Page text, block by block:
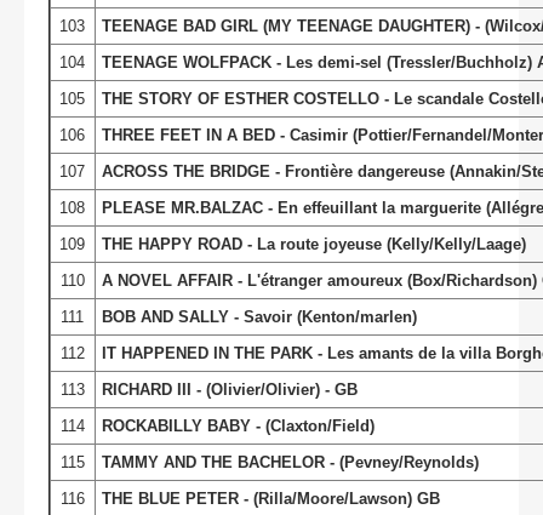
103
TEENAGE BAD GIRL (MY TEENAGE DAUGHTER) -
104
TEENAGE WOLFPACK - Les demi-sel (Tressler/Buchholz)
105
THE STORY OF ESTHER COSTELLO - Le scandale
106
THREE FEET IN A BED - Casimir (Pottier/Fernandel/
107
ACROSS THE BRIDGE - Frontière dangereuse (Annakin/
108
PLEASE MR.BALZAC - En effeuillant la marguerite
109
THE HAPPY ROAD - La route joyeuse (Kelly/Kelly/Laage)
110
A NOVEL AFFAIR - L'étranger amoureux (Box/Richardson)
111
BOB AND SALLY - Savoir (Kenton/marlen)
112
IT HAPPENED IN THE PARK - Les amants de la villa
113
RICHARD III - (Olivier/Olivier) - GB
114
ROCKABILLY BABY - (Claxton/Field)
115
TAMMY AND THE BACHELOR - (Pevney/Reynolds)
116
THE BLUE PETER - (Rilla/Moore/Lawson) GB